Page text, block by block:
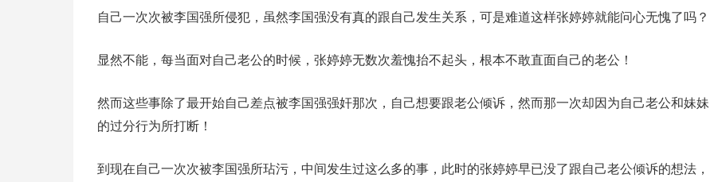
自己一次次被李国强所侵犯，虽然李国强没有真的跟自己发生关系，可是难道这样张婷婷就能问心无愧了吗？
显然不能，每当面对自己老公的时候，张婷婷无数次羞愧抬不起头，根本不敢直面自己的老公！
然而这些事除了最开始自己差点被李国强强奸那次，自己想要跟老公倾诉，然而那一次却因为自己老公和妹妹
的过分行为所打断！
到现在自己一次次被李国强所玷污，中间发生过这么多的事，此时的张婷婷早已没了跟自己老公倾诉的想法，